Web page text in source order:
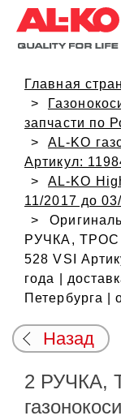
Главная
запчасти по
AL-KO
Артикул:
AL-KO
11/2017 до
РУЧКА, ТРОС
528 VSI
года |
Петербурга |
Назад
2 РУЧКА,